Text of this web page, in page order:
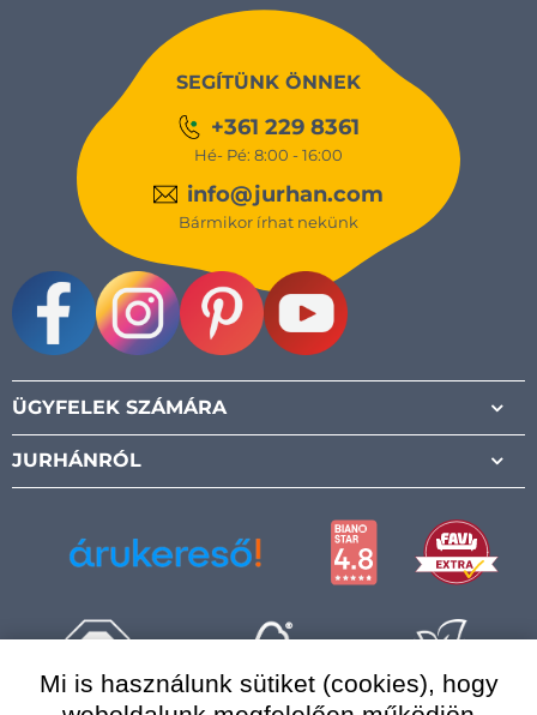
SEGÍTÜNK ÖNNEK
+361 229 8361
Hé- Pé: 8:00 - 16:00
info@jurhan.com
Bármikor írhat nekünk
ÜGYFELEK SZÁMÁRA
JURHÁNRÓL
Mi is használunk sütiket (cookies), hogy